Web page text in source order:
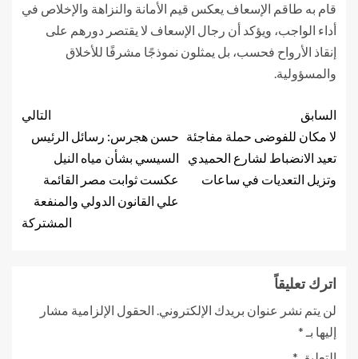
قام به طاقم الإسعاف يعكس قيم الأمانة والنزاهة والإخلاص في
أداء الواجب، ويؤكد أن رجال الإسعاف لا يقتصر دورهم على
إنقاذ الأرواح فحسب، بل يمثلون نموذجًا مشرفًا للأخلاق
والمسؤولية.
السابق
لا مكان للفوضى حملة مفاجئة
تعيد الانضباط لشارع الحميدي
وتزيل التعديات في ساعات
التالي
حسن هجرس: رسائل الرئيس
السيسي بشأن مياه النيل
عكست ثوابت مصر القائمة
علي القانون الدولي والمنفعة
المشتركة
اترك تعليقاً
لن يتم نشر عنوان بريدك الإلكتروني. الحقول الإلزامية مشار
إليها بـ *